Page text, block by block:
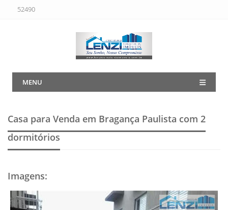
52490
MENU
Casa para Venda em Bragança Paulista com 2
dormitórios
Imagens: